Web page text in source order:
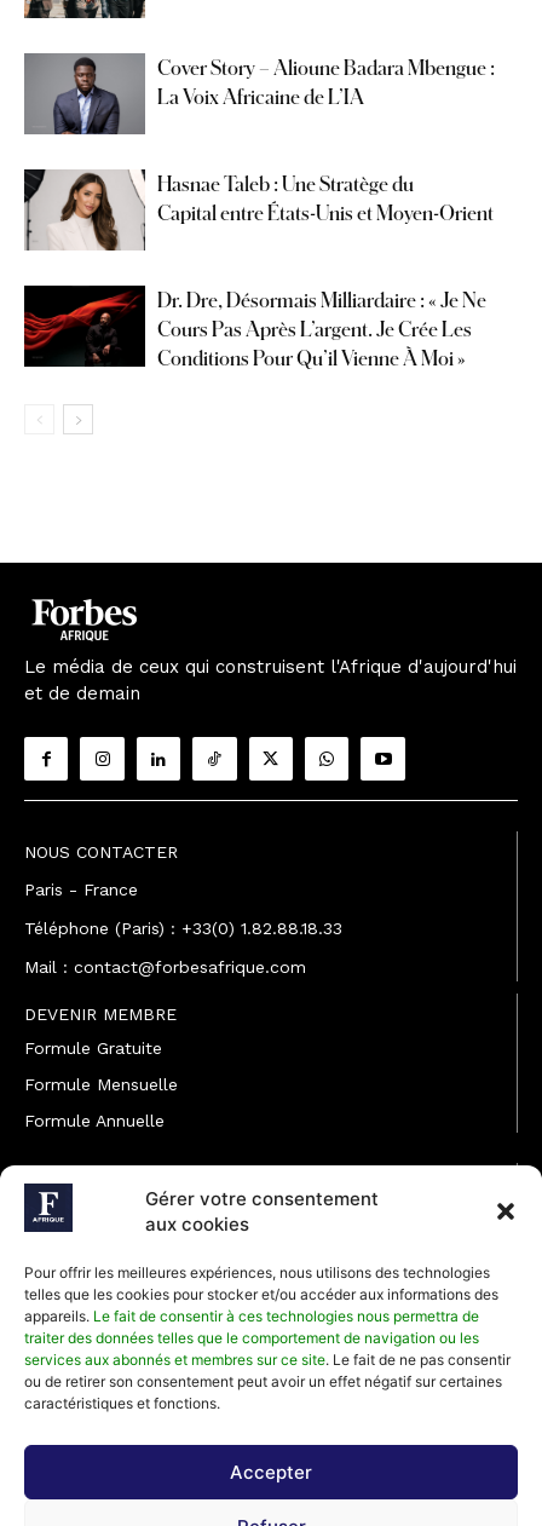
Gérer votre consentement
aux cookies
Pour offrir les meilleures expériences, nous utilisons des technologies
telles que les cookies pour stocker et/ou accéder aux informations des
appareils. Le fait de consentir à ces technologies nous permettra de
traiter des données telles que le comportement de navigation ou les
services aux abonnés et membres sur ce site. Le fait de ne pas consentir
ou de retirer son consentement peut avoir un effet négatif sur certaines
caractéristiques et fonctions.
Accepter
Cover Story – Alioune Badara Mbengue :
La Voix Africaine de L’IA
Hasnae Taleb : Une Stratège du
Capital entre États-Unis et Moyen-Orient
Dr. Dre, Désormais Milliardaire : « Je Ne
Cours Pas Après L’argent. Je Crée Les
Conditions Pour Qu’il Vienne À Moi »
Le média de ceux qui construisent l'Afrique d'aujourd'hui
et de demain
NOUS CONTACTER
Paris - France
Téléphone (Paris) : +33(0) 1.82.88.18.33
Mail : contact@forbesafrique.com
DEVENIR MEMBRE
Formule Gratuite
Formule Mensuelle
Formule Annuelle
JOINDRE L'ÉQUIPE
Rédaction
Développement commercial
Communiquer avec Forbes Afrique
Média Kit 2026
Abonnez-vous à la newsletter de Forbes Afrique et recevez